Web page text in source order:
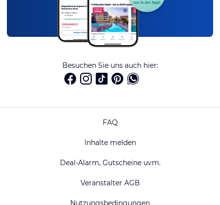
Besuchen Sie uns auch hier:
FAQ
Inhalte melden
Deal-Alarm, Gutscheine uvm.
Veranstalter AGB
Nutzungsbedingungen